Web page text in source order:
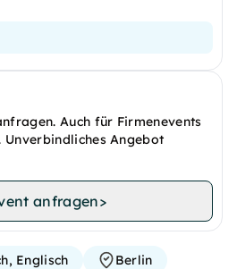
Auch für Firmenevents
Angebot
anfragen>
Englisch Berlin